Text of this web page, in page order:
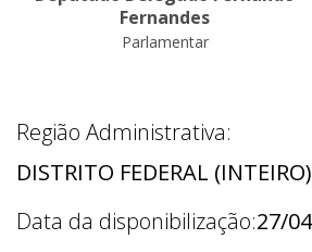
Fernandes
Parlamentar
Região Administrativa:
DISTRITO FEDERAL (INTEIRO)
Data da disponibilização:27/